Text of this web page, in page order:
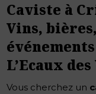
Caviste à
Vins,
L’Ecaux
Vous cherchez un